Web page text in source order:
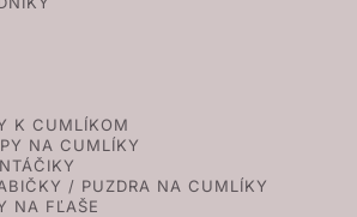
K CUMLÍKOM
NA CUMLÍKY
/ PUZDRA NA CUMLÍKY
NA FĽAŠE